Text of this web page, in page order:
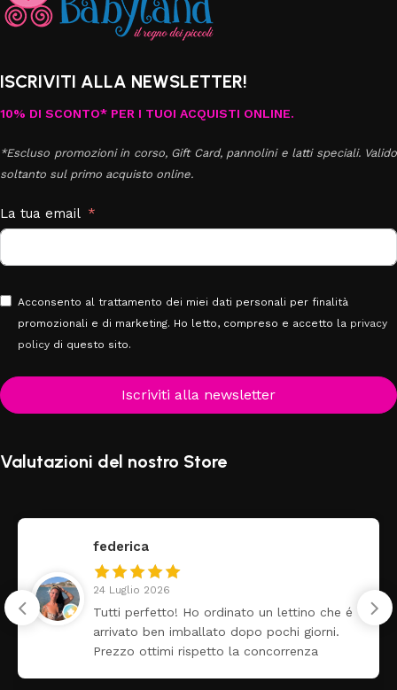
ISCRIVITI ALLA NEWSLETTER!
10% DI SCONTO* PER I TUOI ACQUISTI ONLINE.
*Escluso promozioni in corso, Gift Card, pannolini e latti speciali. Valido
soltanto sul primo acquisto online.
La tua email
Acconsento al trattamento dei miei dati personali per finalità
promozionali e di marketing. Ho letto, compreso e accetto la privacy
policy di questo sito.
Iscriviti alla newsletter
Valutazioni del nostro Store
federica
24 Luglio 2026
Tutti perfetto! Ho ordinato un lettino che é
arrivato ben imballato dopo pochi giorni.
Prezzo ottimi rispetto la concorrenza